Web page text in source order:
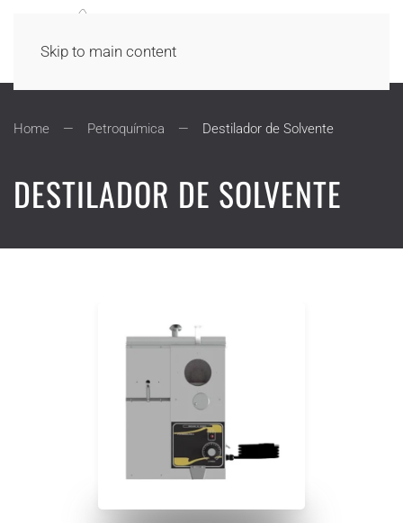
Skip to main content
Home Petroquímica Destilador de Solvente
DESTILADOR DE SOLVENTE